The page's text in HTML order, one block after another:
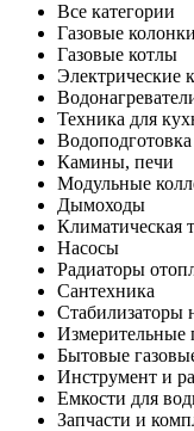
Все категории
Газовые колонки
Газовые котлы
Электрические
Техника для
Водоподготовка
Камины, печи
Модульные
Дымоходы
Климатическая
Насосы
Радиаторы
Сантехника
Измерительные
Бытовые
Инструмент и
Емкости для
Запчасти и